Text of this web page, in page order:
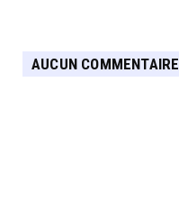
AUCUN COMMENTAIRE